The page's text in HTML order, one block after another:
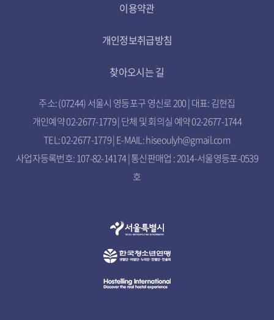
이용약관
개인정보취급방침
찾아오시는 길
주소: (07244) 서울시 영등포구 영신로 200 | 대표: 김현집
개인예약 02-2677-1779 | 단체 및 회의실 예약 02-2677-1744
TEL: 02-2677-1779 | E-MAIL: hiseoulyh@gmail.com
사업자등록번호: 107-82-14174 | 통신판매업 : 2014-서울영등포-0539
호